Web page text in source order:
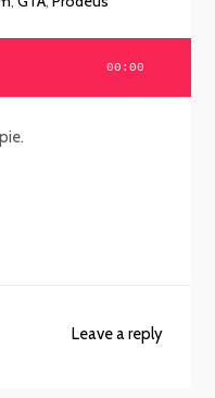
00:00
Leave a reply